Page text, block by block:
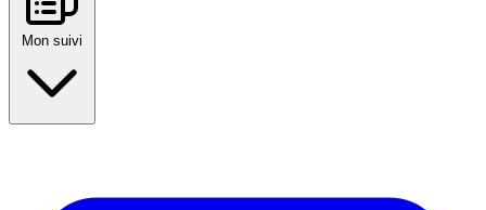
Mon suivi